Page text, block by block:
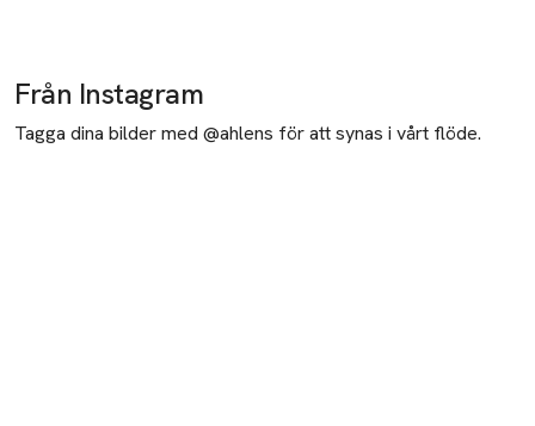
Från Instagram
Tagga dina bilder med @ahlens för att synas i vårt flöde.